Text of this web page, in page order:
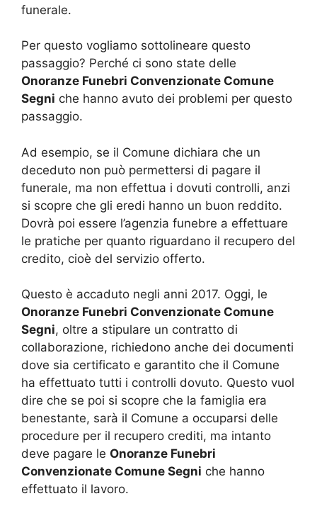
funerale.
Per questo vogliamo sottolineare questo
passaggio? Perché ci sono state delle
Onoranze Funebri Convenzionate Comune
Segni che hanno avuto dei problemi per questo
passaggio.
Ad esempio, se il Comune dichiara che un
deceduto non può permettersi di pagare il
funerale, ma non effettua i dovuti controlli, anzi
si scopre che gli eredi hanno un buon reddito.
Dovrà poi essere l’agenzia funebre a effettuare
le pratiche per quanto riguardano il recupero del
credito, cioè del servizio offerto.
Questo è accaduto negli anni 2017. Oggi, le
Onoranze Funebri Convenzionate Comune
Segni, oltre a stipulare un contratto di
collaborazione, richiedono anche dei documenti
dove sia certificato e garantito che il Comune
ha effettuato tutti i controlli dovuto. Questo vuol
dire che se poi si scopre che la famiglia era
benestante, sarà il Comune a occuparsi delle
procedure per il recupero crediti, ma intanto
deve pagare le Onoranze Funebri
Convenzionate Comune Segni che hanno
effettuato il lavoro.